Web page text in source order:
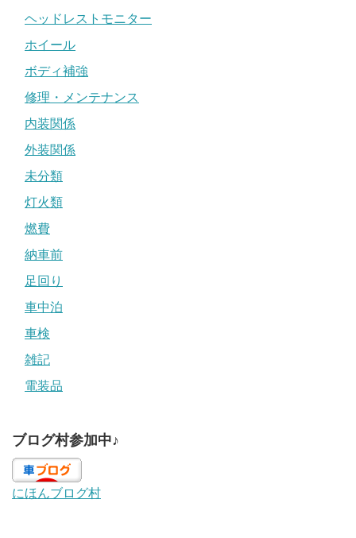
ヘッドレストモニター
ホイール
ボディ補強
修理・メンテナンス
内装関係
外装関係
未分類
灯火類
燃費
納車前
足回り
車中泊
車検
雑記
電装品
ブログ村参加中♪
にほんブログ村